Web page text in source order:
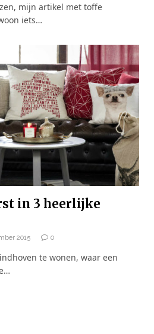
mijn artikel met toffe
iets…
in 3 heerlijke
2015 0
te wonen, waar een